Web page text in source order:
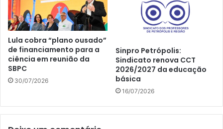
Lula cobra “plano ousado”
de financiamento para a
ciência em reunião da
SBPC
30/07/2026
Sinpro Petrópolis:
Sindicato renova CCT
2026/2027 da educação
básica
16/07/2026